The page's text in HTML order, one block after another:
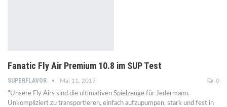
Fanatic Fly Air Premium 10.8 im SUP Test
SUPERFLAVOR Mai 11, 2017 0
"Unsere Fly Airs sind die ultimativen Spielzeuge für Jedermann.
Unkompliziert zu transportieren, einfach aufzupumpen, stark und fest in